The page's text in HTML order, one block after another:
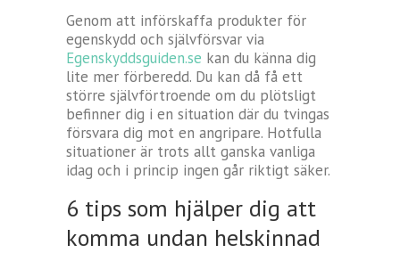
Genom att införskaffa produkter för
egenskydd och självförsvar via
Egenskyddsguiden.se kan du känna dig
lite mer förberedd. Du kan då få ett
större självförtroende om du plötsligt
befinner dig i en situation där du tvingas
försvara dig mot en angripare. Hotfulla
situationer är trots allt ganska vanliga
idag och i princip ingen går riktigt säker.
6 tips som hjälper dig att
komma undan helskinnad